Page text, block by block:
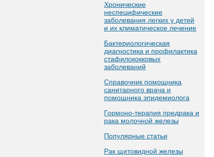
Хронические
неспецифические
заболевания легких у детей
и их климатическое лечение
Бактериологическая
диагностика и профилактика
стафилококковых
заболеваний
Справочник помощника
санитарного врача и
помощника эпидемиолога
Гормоно-терапия предрака и
рака молочной железы
Популярные статьи
Рак щитовидной железы